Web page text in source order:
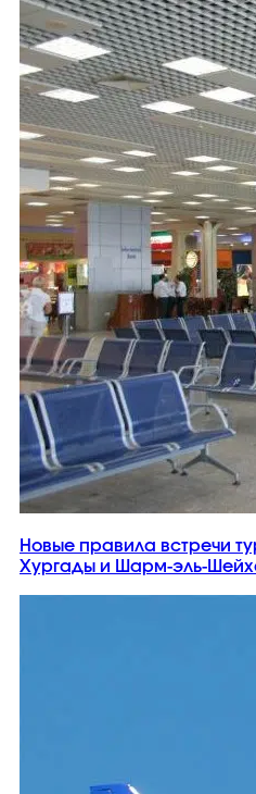
Новые правила встречи
Хургады и Шарм-эль-